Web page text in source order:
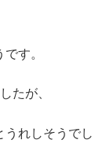
す。
たが、
うれしそうでし